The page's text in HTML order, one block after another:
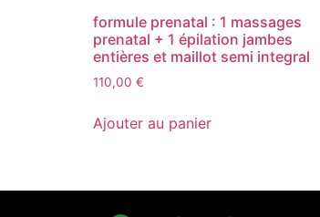
formule prenatal : 1 massages
prenatal + 1 épilation jambes
entières et maillot semi integral
110,00 €
Ajouter au panier